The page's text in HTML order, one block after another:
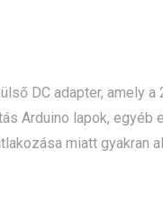
DC adapter, amely
Arduino lapok,
miatt gyakran